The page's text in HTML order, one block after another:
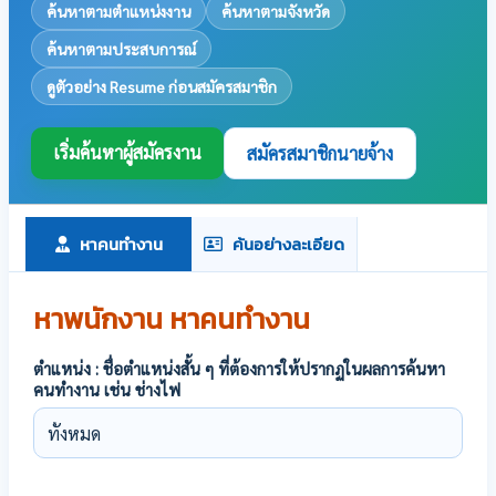
ค้นหาตามตำแหน่งงาน
ค้นหาตามจังหวัด
ค้นหาตามประสบการณ์
ดูตัวอย่าง Resume ก่อนสมัครสมาชิก
เริ่มค้นหาผู้สมัครงาน สมัครสมาชิกนายจ้าง
หาคนทำงาน ค้นอย่างละเอียด
หาพนักงาน หาคนทำงาน
ตำแหน่ง : ชื่อตำแหน่งสั้น ๆ ที่ต้องการให้ปรากฏในผลการค้นหา
คนทำงาน เช่น ช่างไฟ